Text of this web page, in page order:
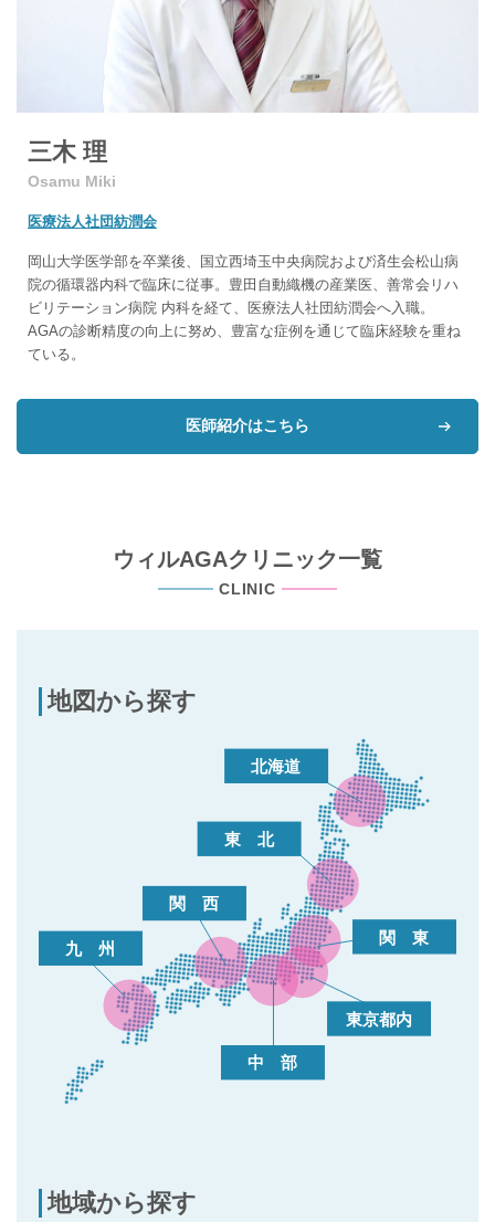
三木 理
Osamu Miki
医療法人社団紡潤会
岡山大学医学部を卒業後、国立西埼玉中央病院および済生会松山病
院の循環器内科で臨床に従事。豊田自動織機の産業医、善常会リハ
ビリテーション病院 内科を経て、医療法人社団紡潤会へ入職。
AGAの診断精度の向上に努め、豊富な症例を通じて臨床経験を重ね
ている。
医師紹介はこちら
ウィルAGAクリニック一覧
CLINIC
地図から探す
地域から探す